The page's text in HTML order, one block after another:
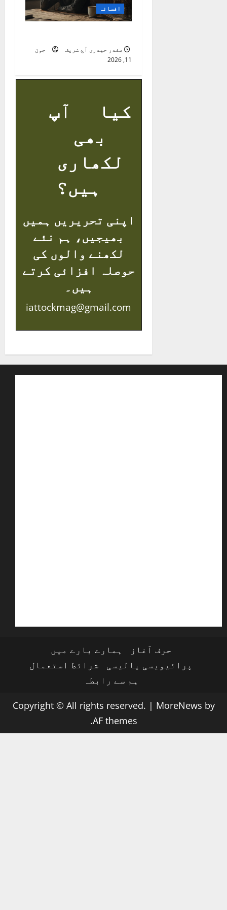
افسانہ
صفدر حیدری اُچ شریف
جون
11, 2026
کیا آپ
بھی
لکھاری
ہیں؟
اپنی تحریریں ہمیں
بھیجیں، ہم نئے
لکھنے والوں کی
حوصلہ افزائی کرتے
ہیں۔
iattockmag@gmail.com
حرف آغاز
ہمارے بارے میں
پرائیویسی پالیسی
شرائط استعمال
ہم سے رابطہ
Copyright © All rights reserved. | MoreNews by
AF themes.